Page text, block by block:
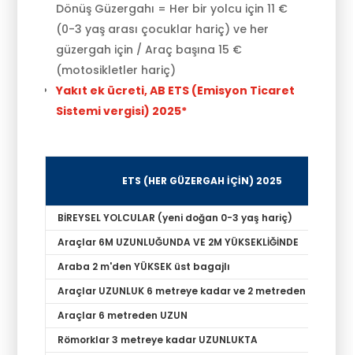
Dönüş Güzergahı = Her bir yolcu için 11 €
(0-3 yaş arası çocuklar hariç) ve her
güzergah için / Araç başına 15 €
(motosikletler hariç)
Yakıt ek ücreti, AB ETS (Emisyon Ticaret
Sistemi vergisi) 2025*
ETS (HER GÜZERGAH İÇİN) 2025
BİREYSEL YOLCULAR (yeni doğan 0-3 yaş hariç)
Araçlar 6M UZUNLUĞUNDA VE 2M YÜKSEKLİĞİNDE
Araba 2 m'den YÜKSEK üst bagajlı
Araçlar UZUNLUK 6 metreye kadar ve 2 metreden YÜKSEK
Araçlar 6 metreden UZUN
Römorklar 3 metreye kadar UZUNLUKTA